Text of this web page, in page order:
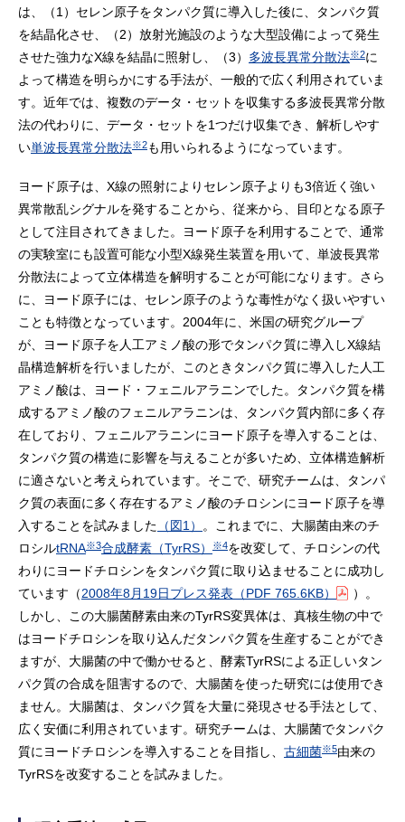
は、（1）セレン原子をタンパク質に導入した後に、タンパク質
を結晶化させ、（2）放射光施設のような大型設備によって発生
させた強力なX線を結晶に照射し、（3） 多波長異常分散法※2に
よって構造を明らかにする手法が、一般的で広く利用されていま
す。近年では、複数のデータ・セットを収集する多波長異常分散
法の代わりに、データ・セットを1つだけ収集でき、解析しやす
い単波長異常分散法※2も用いられるようになっています。
ヨード原子は、X線の照射によりセレン原子よりも3倍近く強い
異常散乱シグナルを発することから、従来から、目印となる原子
として注目されてきました。ヨード原子を利用することで、通常
の実験室にも設置可能な小型X線発生装置を用いて、単波長異常
分散法によって立体構造を解明することが可能になります。さら
に、ヨード原子には、セレン原子のような毒性がなく扱いやすい
ことも特徴となっています。2004年に、米国の研究グループ
が、ヨード原子を人工アミノ酸の形でタンパク質に導入しX線結
晶構造解析を行いましたが、このときタンパク質に導入した人工
アミノ酸は、ヨード・フェニルアラニンでした。タンパク質を構
成するアミノ酸のフェニルアラニンは、タンパク質内部に多く存
在しており、フェニルアラニンにヨード原子を導入することは、
タンパク質の構造に影響を与えることが多いため、立体構造解析
に適さないと考えられています。そこで、研究チームは、タンパ
ク質の表面に多く存在するアミノ酸のチロシンにヨード原子を導
入することを試みました （図1）
。これまでに、大腸菌由来のチ
ロシルtRNA※3合成酵素（TyrRS） ※4を改変して、チロシンの代
わりにヨードチロシンをタンパク質に取り込ませることに成功し
ています（2008年8月19日プレス発表 （PDF 765.6KB）
）。
しかし、この大腸菌酵素由来のTyrRS変異体は、真核生物の中で
はヨードチロシンを取り込んだタンパク質を生産することができ
ますが、大腸菌の中で働かせると、酵素TyrRSによる正しいタン
パク質の合成を阻害するので、大腸菌を使った研究には使用でき
ません。大腸菌は、タンパク質を大量に発現させる手法として、
広く安価に利用されています。研究チームは、大腸菌でタンパク
質にヨードチロシンを導入することを目指し、 古細菌※5由来の
TyrRSを改変することを試みました。